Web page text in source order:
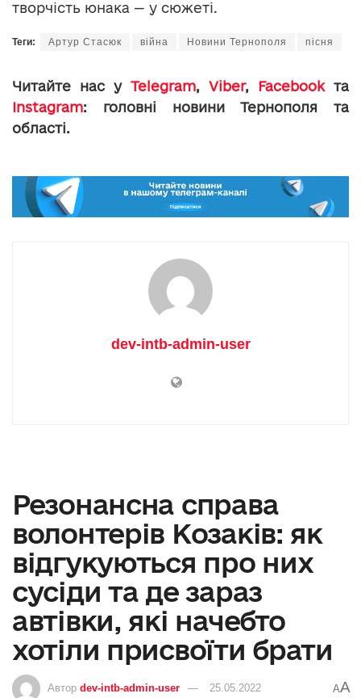
творчість юнака — у сюжеті.
Теги: Артур Стасюк війна Новини Тернополя пісня
Читайте нас у Telegram, Viber, Facebookта
Instagram: головні новини Тернополя та
області.
dev-intb-admin-user
Резонансна справа
волонтерів Козаків: як
відгукуються про них
сусіди та де зараз
автівки, які начебто
хотіли присвоїти брати
Автор dev-intb-admin-user 25.05.2022 AA